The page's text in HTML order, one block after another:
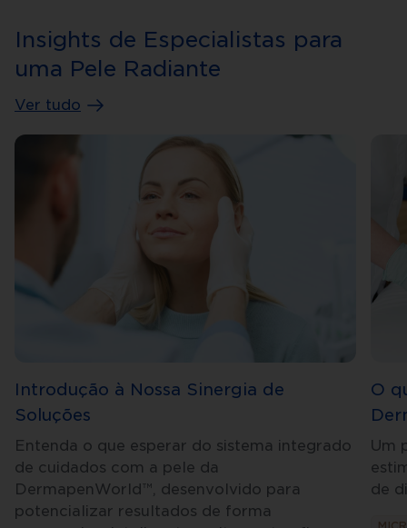
Insights de Especialistas para
uma Pele Radiante
Ver tudo
Introdução à Nossa Sinergia de
Soluções
Entenda o que esperar do sistema integrado
de cuidados com a pele da
DermapenWorld™, desenvolvido para
potencializar resultados de forma
O
Um
de